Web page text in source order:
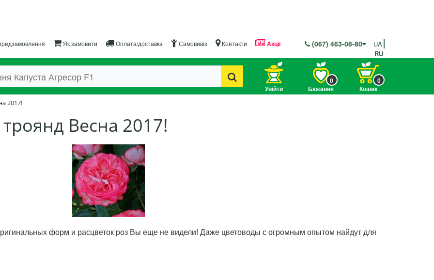
Як замовити Оплата/доставка Самовивіз Контакти Акції (067) 463-08-80
UA
RU
Увійти Бажання
0
Кошик
0
2017!
Весна 2017!
форм и расцветок роз Вы еще не видели! Даже цветоводы с огромным опытом найдут для